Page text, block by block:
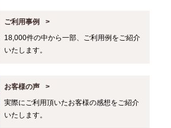
ご利用事例
18,000件の中から一部、ご利用例をご紹介
いたします。
お客様の声
実際にご利用頂いたお客様の感想をご紹介
いたします。